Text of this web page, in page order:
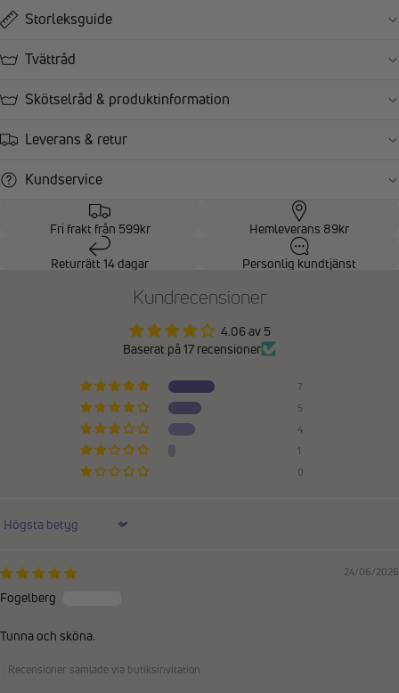
Storleksguide
Tvättråd
Skötselråd & produktinformation
Leverans & retur
Kundservice
Fri frakt från 599kr Hemleverans 89kr
Returrätt 14 dagar Personlig kundtjänst
Kundrecensioner
4.06 av 5
Baserat på 17 recensioner
7
5
4
1
0
Sort by
24/06/2026
Fogelberg
Tunna och sköna.
Recensioner samlade via butiksinvitation